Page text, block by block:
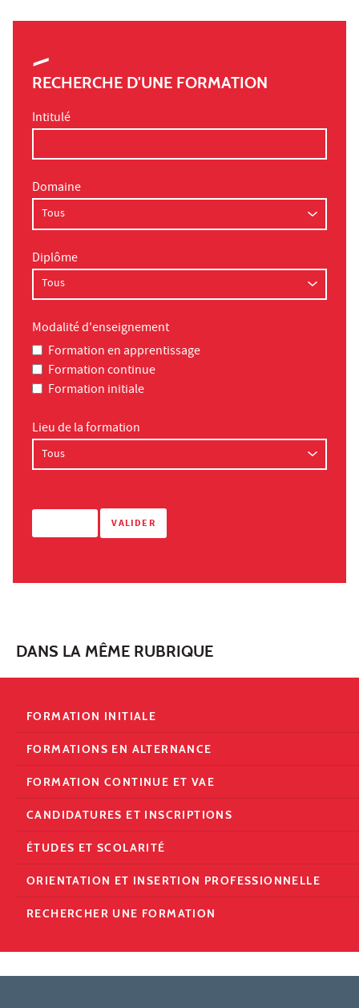
RECHERCHE D'UNE FORMATION
Intitulé
Domaine
Diplôme
Modalité d'enseignement
Formation en apprentissage
Formation continue
Formation initiale
Lieu de la formation
DANS LA MÊME RUBRIQUE
FORMATION INITIALE
FORMATIONS EN ALTERNANCE
FORMATION CONTINUE ET VAE
CANDIDATURES ET INSCRIPTIONS
ÉTUDES ET SCOLARITÉ
ORIENTATION ET INSERTION PROFESSIONNELLE
RECHERCHER UNE FORMATION